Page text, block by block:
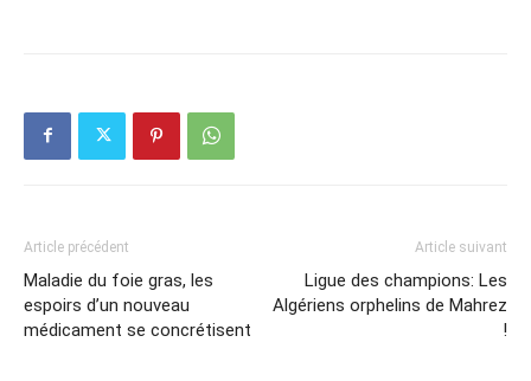
Article précédent
Maladie du foie gras, les
espoirs d’un nouveau
médicament se concrétisent
Article suivant
Ligue des champions: Les
Algériens orphelins de Mahrez
!